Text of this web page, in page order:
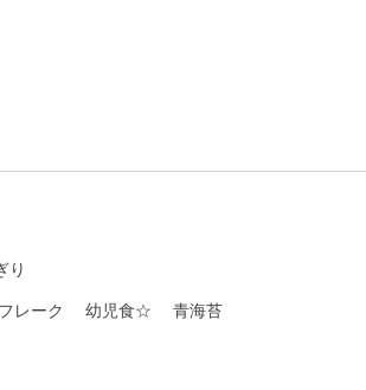
り
レーク 幼児食☆ 青海苔